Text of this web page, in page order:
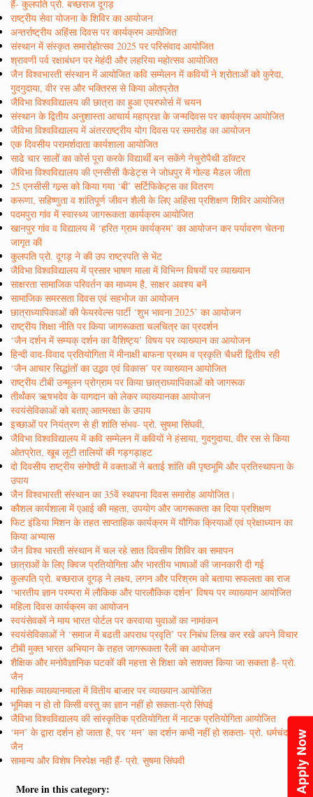
Apply Now
हैं- कुलपति प्रो. बच्छराज दूगड़
राष्ट्रीय सेवा योजना के शिविर का आयोजन
अन्तर्राष्ट्रीय अहिंसा दिवस पर कार्यक्रम आयोजित
संस्थान में संस्कृत समारोहोत्सव 2025 पर परिसंवाद आयोजित
श्रावणी पर्व रक्षाबंधन पर मेहंदी और लहरिया महोत्सव आयोजित
जैन विश्वभारती संस्थान में आयोजित कवि सम्मेलन में कवियों ने श्रोताओं को कुरेदा,
गुदगुदाया, वीर रस और भक्तिरस से किया ओतप्रोत
जैविभा विश्वविद्यालय की छात्रा का हुआ एयरफोर्स में चयन
संस्थान के द्वितीय अनुशास्ता आचार्य महाप्रज्ञ के जन्मदिवस पर कार्यक्रम आयोजित
जैविभा विश्वविद्यालय में अंतरराष्ट्रीय योग दिवस पर समारोह का आयोजन
एक दिवसीय परामर्शदाता कार्यशाला आयोजित
साढे चार सालों का कोर्स पूरा करके विद्यार्थी बन सकेंगे नेचुरोपैथी डाॅक्टर
जैविभा विश्वविद्यालय की एनसीसी कैडेट्स ने जोधपुर में गोल्ड मैडल जीता
25 एनसीसी गल्र्स को किया गया ‘बी’ सर्टिफिकेट्स का वितरण
करूणा, सहिष्णुता व शांतिपूर्ण जीवन शैली के लिए अहिंसा प्रशिक्षण शिविर आयोजित
पदमपुरा गांव में स्वास्थ्य जागरूकता कार्यक्रम आयोजित
खानपुर गांव व विद्यालय में ‘हरित ग्राम कार्यक्रम’ का आयोजन कर पर्यावरण चेतना
जागृत की
कुलपति प्रो. दूगड़ ने की उप राष्ट्रपति से भेंट
जैविभा विश्वविद्यालय में प्रसार भाषण माला में विभिन्न विषयों पर व्याख्यान
साक्षरता सामाजिक परिवर्तन का माध्यम है, साक्षर अवश्य बनें
सामाजिक समरसता दिवस एवं सहभोज का आयोजन
छात्राध्यापिकाओं की फेयरवेल्स पार्टी ‘शुभ भावना 2025’ का आयोजन
राष्ट्रीय शिक्षा नीति पर किया जागरूकता चलचित्र का प्रदर्शन
‘जैन दर्शन में सम्यक् दर्शन का वैशिष्ट्य’ विषय पर व्याख्यान का आयोजन
हिन्दी वाद-विवाद प्रतियोगिता में मीनाक्षी बाफना प्रथम व प्रकृति चैधरी द्वितीय रही
‘जैन आचार सिद्धांतों का उद्भव एवं विकास’ पर व्याख्यान आयोजित
राष्ट्रीय टीबी उन्मूलन प्रोग्राम पर किया छात्राध्यापिकाओं को जागरूक
तीर्थंकर ऋषभदेव के यागदान को लेकर व्याख्यानका आयोजन
स्वयंसेविकाओं को बताए आत्मरक्षा के उपाय
इच्छाओं पर नियंत्रण से ही शांति संभव- प्रो. सुषमा सिंघवी,
जैविभा विश्वविद्यालय में कवि सम्मेलन में कवियों ने हंसाया, गुदगुदाया, वीर रस से किया
ओतप्रेात, खूब लूटी तालियों की गड़गड़ाहट
दो दिवसीय राष्ट्रीय संगोष्ठी में वक्ताओं ने बताई शांति की पृष्ठभूमि और प्रतिस्थापना के
उपाय
जैन विश्वभारती संस्थान का 35वें स्थापना दिवस समारोह आयोजित।
कौशल कार्यशाला में एआई की महता, उपयोग और जागरूकता का दिया प्रशिक्षण
फिट इंडिया मिशन के तहत साप्ताहिक कार्यक्रम में यौगिक क्रियाओं एवं प्रेक्षाध्यान का
किया अभ्यास
जैन विश्व भारती संस्थान में चल रहे सात दिवसीय शिविर का समापन
छात्राओं के लिए क्विज प्रतियोगिता और भारतीय भाषाओं की जानकारी दी गई
कुलपति प्रो. बच्छराज दूगड़ ने लक्ष्य, लगन और परिश्रम को बताया सफलता का राज
‘भारतीय ज्ञान परम्परा में लौकिक और पारलौकिक दर्शन’ विषय पर व्याख्यान आयोजित
महिला दिवस कार्यक्रम का आयोजन
स्वयंसेवकों ने माय भारत पोर्टल पर करवाया युवाओं का नामांकन
स्वयंसेविकाओं ने ‘समाज में बढती अपराध प्रवृति’ पर निबंध लिख कर रखे अपने विचार
टीबी मुक्त भारत अभियान के तहत जागरूकता रैली का आयोजन
शैक्षिक और मनोवैज्ञानिक घटकों की महत्ता से शिक्षा को सशक्त किया जा सकता है- प्रो.
जैन
मासिक व्याख्यानमाला में वितीय बाजार पर व्याख्यान आयोजित
भूमिका न हो तो किसी वस्तु का ज्ञान नहीं हो सकता-प्रो सिंघई
जैविभा विश्वविद्यालय की सांस्कृतिक प्रतियोगिता में नाटक प्रतियोगिता आयोजित
‘मन’ के द्वारा दर्शन हो जाता है, पर ‘मन’ का दर्शन कभी नहीं हो सकता- प्रो. धर्मचंद
जैन
सामान्य और विशेष निरपेक्ष नही हैं- प्रो. सुषमा सिंघवी
More in this category: